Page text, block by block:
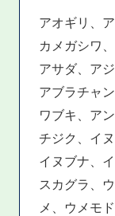
アオギリ、
カメガシワ
アサダ、ア
アブラチャ
ワブキ、ア
チジク、イ
イヌブナ、
スカグラ、
メ、ウメモ